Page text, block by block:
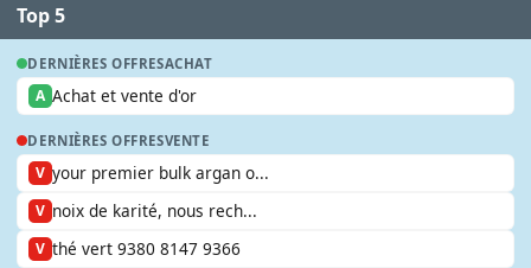
Top 5
DERNIÈRES OFFRESACHAT
A Achat et vente d'or
DERNIÈRES OFFRESVENTE
V your premier bulk argan o...
V noix de karité, nous rech...
V thé vert 9380 8147 9366